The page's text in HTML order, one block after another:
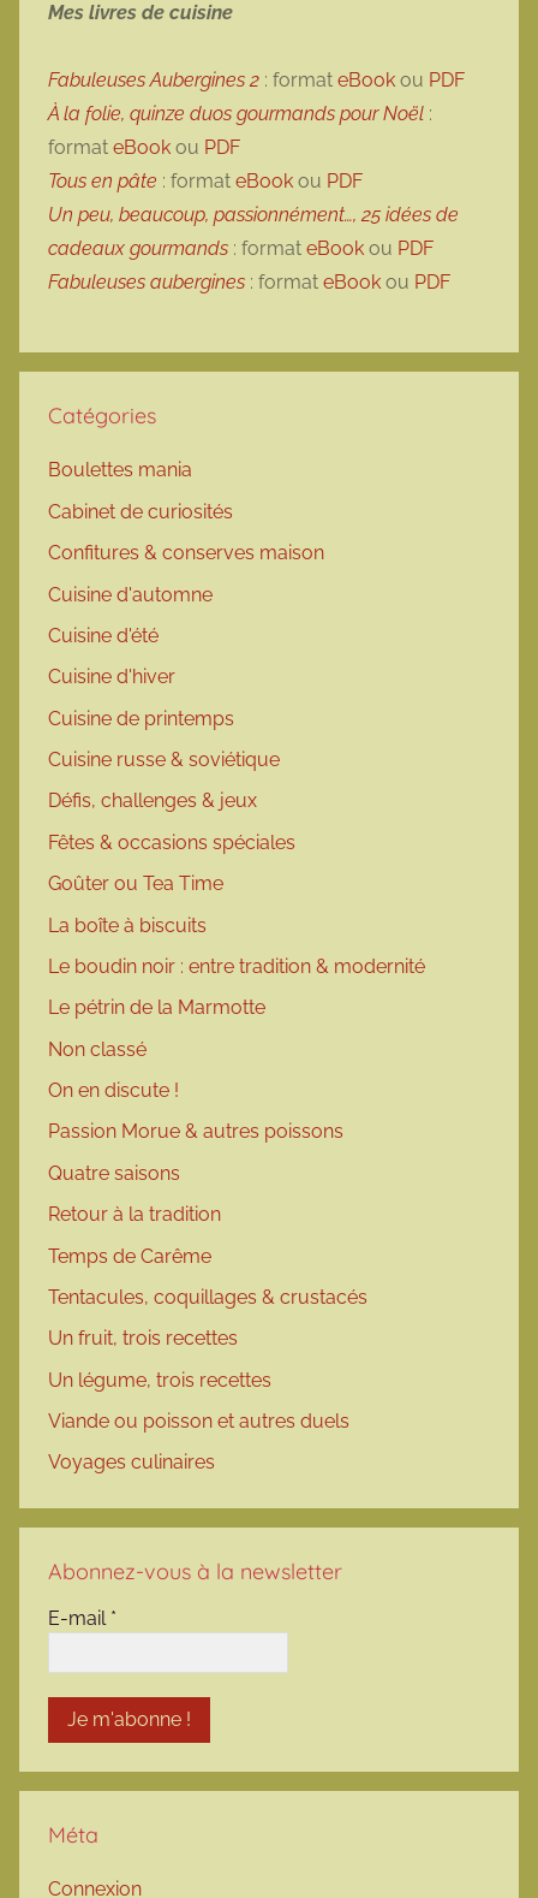
Mes livres de cuisine
Fabuleuses Aubergines 2 : format eBook ou PDF
À la folie, quinze duos gourmands pour Noël :
format eBook ou PDF
Tous en pâte : format eBook ou PDF
Un peu, beaucoup, passionnément…, 25 idées de
cadeaux gourmands : format eBook ou PDF
Fabuleuses aubergines : format eBook ou PDF
Catégories
Boulettes mania
Cabinet de curiosités
Confitures & conserves maison
Cuisine d'automne
Cuisine d'été
Cuisine d'hiver
Cuisine de printemps
Cuisine russe & soviétique
Défis, challenges & jeux
Fêtes & occasions spéciales
Goûter ou Tea Time
La boîte à biscuits
Le boudin noir : entre tradition & modernité
Le pétrin de la Marmotte
Non classé
On en discute !
Passion Morue & autres poissons
Quatre saisons
Retour à la tradition
Temps de Carême
Tentacules, coquillages & crustacés
Un fruit, trois recettes
Un légume, trois recettes
Viande ou poisson et autres duels
Voyages culinaires
Abonnez-vous à la newsletter
E-mail *
Méta
Connexion